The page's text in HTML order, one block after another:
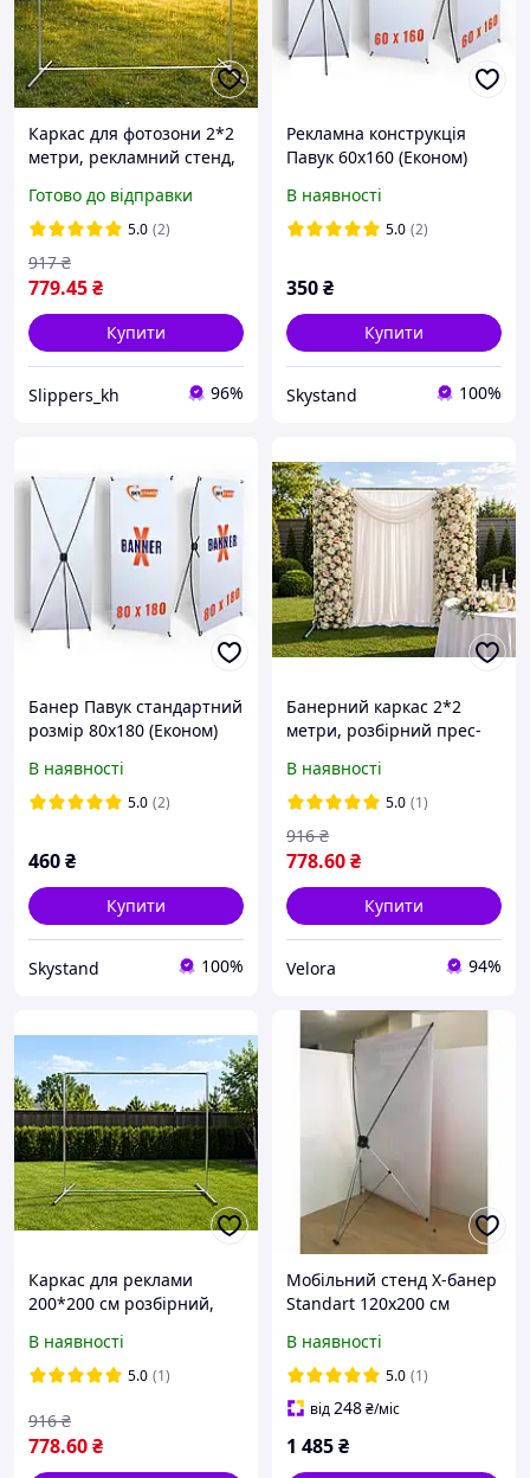
Каркас для фотозони 2*2
метри, рекламний стенд,
банера
Готово до відправки
5.0 (2)
779.45₴
917 ₴
Купити
Slippers_kh 96%
Рекламна конструкція
Павук 60х160 (Економ)
В наявності
5.0 (2)
350₴
Купити
Skystand 100%
Банер Павук стандартний
розмір 80х180 (Економ)
В наявності
5.0 (2)
460₴
Купити
Skystand 100%
Банерний каркас 2*2
метри, розбірний прес-
реклами, рамка для
фотозони та декорацій
В наявності
5.0 (1)
778.60₴
916 ₴
Купити
Velora 94%
Каркас для реклами
200*200 см розбірний,
банеру та вивіски від
виробника
В наявності
5.0 (1)
778.60₴
916 ₴
Мобільний стенд X-банер
Standart 120х200 см
В наявності
5.0 (1)
від248₴/міс
1 485₴